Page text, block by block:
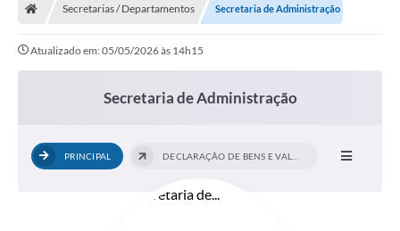
Secretarias / Departamentos Secretaria de Administração
Atualizado em: 05/05/2026 às 14h15
Secretaria de Administração
PRINCIPAL